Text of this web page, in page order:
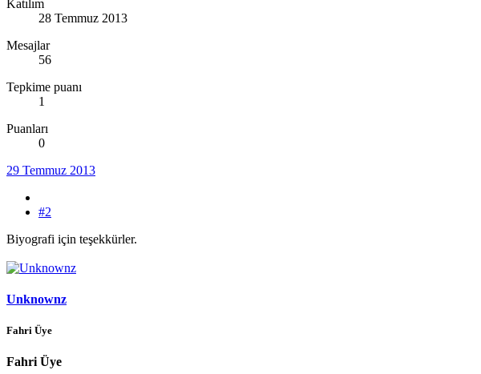
Katılım
28 Temmuz 2013
Mesajlar
56
Tepkime puanı
1
Puanları
0
29 Temmuz 2013
#2
Biyografi için teşekkürler.
Unknownz
Fahri Üye
Fahri Üye